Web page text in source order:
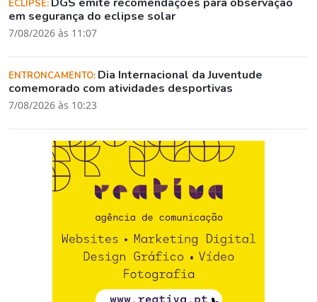
ECLIPSE: DGS emite recomendações para observação
em segurança do eclipse solar
7/08/2026 às 11:07
ENTRONCAMENTO: Dia Internacional da Juventude
comemorado com atividades desportivas
7/08/2026 às 10:23